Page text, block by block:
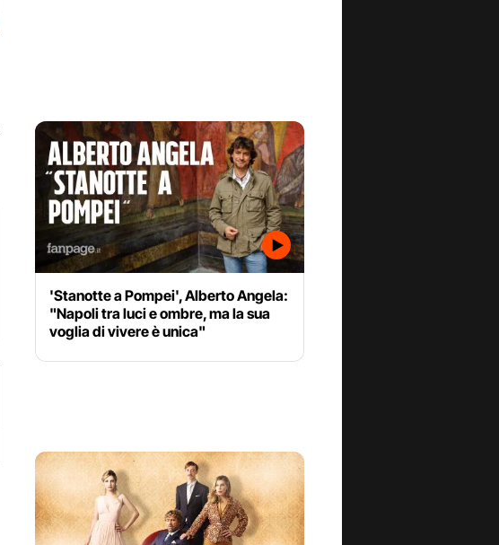
'Stanotte a Pompei', Alberto Angela:
"Napoli tra luci e ombre, ma la sua
voglia di vivere è unica"